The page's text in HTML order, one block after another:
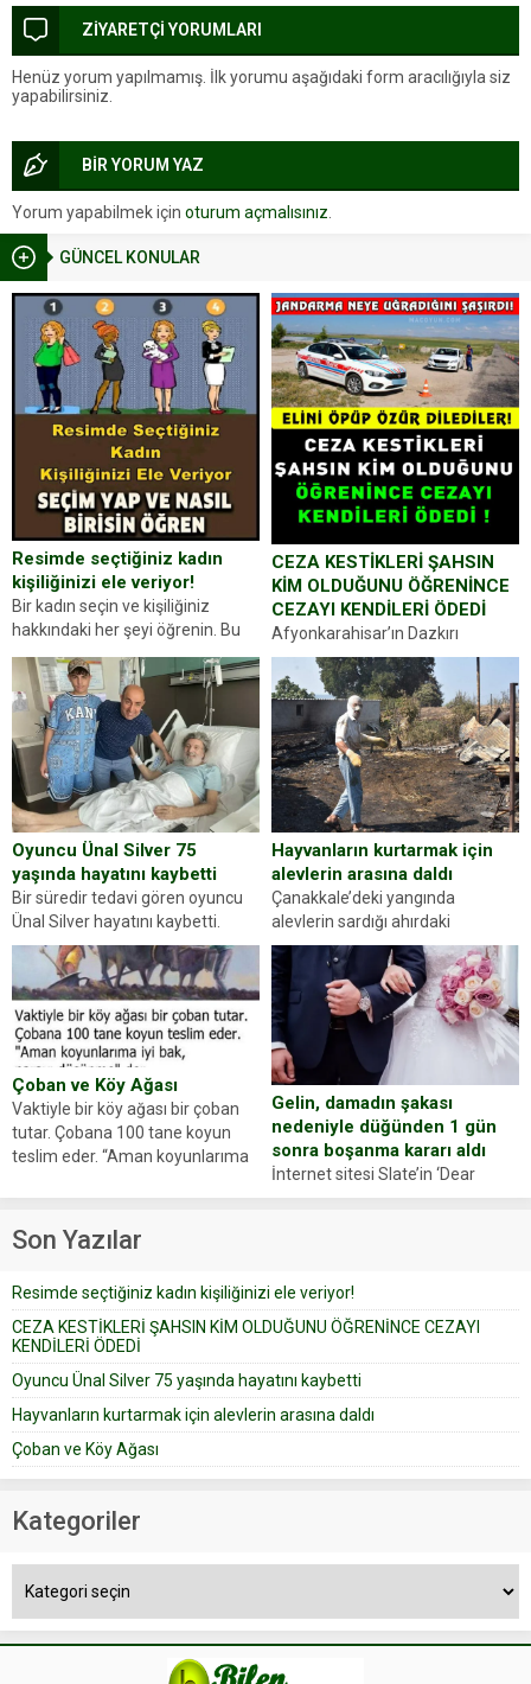
GÜNCEL KONULAR
Resimde seçtiğiniz kadın
kişiliğinizi ele veriyor!
Bir kadın seçin ve kişiliğiniz
hakkındaki her şeyi öğrenin. Bu
kez karşınıza oldukça farklı bir
kişilik testiyle çıkıyoruz. Resimde
gördüğünüz kadın figürlerinden
dikkatinizi en...
CEZA KESTİKLERİ ŞAHSIN
KİM OLDUĞUNU ÖĞRENİNCE
CEZAYI KENDİLERİ ÖDEDİ
Afyonkarahisar’ın Dazkırı
ilçesinde trafik uygulaması
yapan jandarma ekipleri
durdurdukları bir otomobilin
sürücüsünden ehliyet ve ruhsat
sorup belgelerini istedi. Sürücü
Abdurrahman Ö.nün verdiği
evraklarda eksik olduğunu...
Oyuncu Ünal Silver 75
yaşında hayatını kaybetti
Bir süredir tedavi gören oyuncu
Ünal Silver hayatını kaybetti.
Haberi, oyuncunun menajerlik
ajansı duyurdu. Renda Güner,
sosyal medya hesabında “Usta
Oyuncumuz ve çok değerli
dostumuz...
Hayvanların kurtarmak için
alevlerin arasına daldı
Çanakkale’deki yangında
alevlerin sardığı ahırdaki
hayvanlarını kurtarmak isteyen
Zeki Demir (66) ölümden döndü.
Yüzünde ve ellerinde yanıklar
oluşan Demir, kâbus dolu anları
anlattı… Merkeze bağlı...
Çoban ve Köy Ağası
Vaktiyle bir köy ağası bir çoban
tutar. Çobana 100 tane koyun
teslim eder. “Aman koyunlarıma
Çoban koyunları alır gider. Aylar...
Gelin, damadın şakası
nedeniyle düğünden 1 gün
sonra boşanma kararı aldı
İnternet sitesi Slate’in ‘Dear
Prudence’ isimli tavsiye köşesine
yapıştırdığı için düğünden...
Son Yazılar
Resimde seçtiğiniz kadın kişiliğinizi ele veriyor!
CEZA KESTİKLERİ ŞAHSIN KİM OLDUĞUNU ÖĞRENİNCE CEZAYI
KENDİLERİ ÖDEDİ
Oyuncu Ünal Silver 75 yaşında hayatını kaybetti
Hayvanların kurtarmak için alevlerin arasına daldı
Çoban ve Köy Ağası
Kategoriler
ZİYARETÇİ YORUMLARI
Henüz yorum yapılmamış. İlk yorumu aşağıdaki form aracılığıyla siz
yapabilirsiniz.
BİR YORUM YAZ
Yorum yapabilmek için oturum açmalısınız.